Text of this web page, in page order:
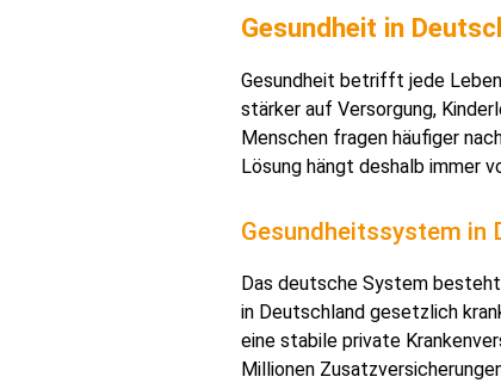
Gesundheit in
Gesundheit betrifft jede
stärker auf Versorgung,
Menschen fragen häufiger
Lösung hängt deshalb immer
Gesundheitssystem in
Das deutsche System besteht
in Deutschland gesetzlich
eine stabile private
Millionen